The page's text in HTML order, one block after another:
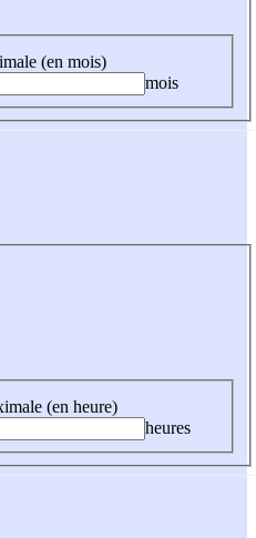
(en mois)
mois
(en heure)
heures